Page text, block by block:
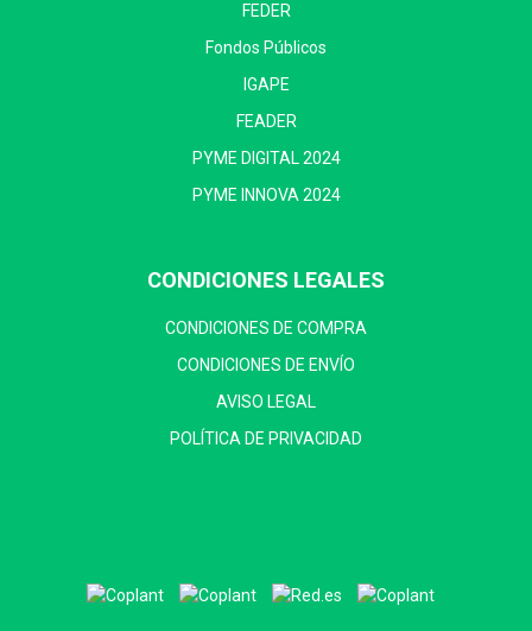
FEDER
Fondos Públicos
IGAPE
FEADER
PYME DIGITAL 2024
PYME INNOVA 2024
CONDICIONES LEGALES
CONDICIONES DE COMPRA
CONDICIONES DE ENVÍO
AVISO LEGAL
POLÍTICA DE PRIVACIDAD